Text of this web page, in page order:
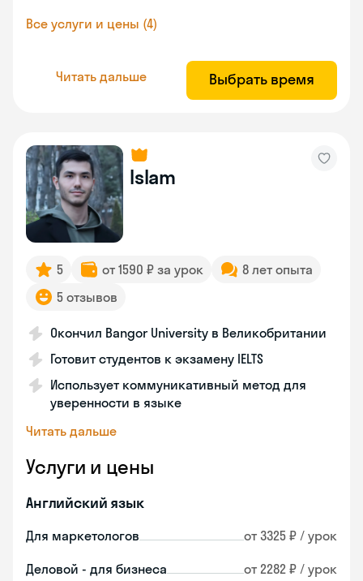
Все услуги и цены (4)
Читать дальше Выбрать время
Islam
5 от 1590 ₽ за урок
8 лет опыта
5 отзывов
Окончил Bangor University в Великобритании
Готовит студентов к экзамену IELTS
Использует коммуникативный метод для
уверенности в языке
Читать дальше
Услуги и цены
Английский язык
Для маркетологов от 3325 ₽ / урок
Деловой - для бизнеса от 2282 ₽ / урок